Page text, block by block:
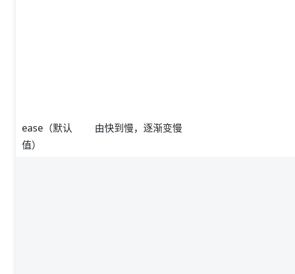
ease（默认
值）
由快到慢，逐渐变慢